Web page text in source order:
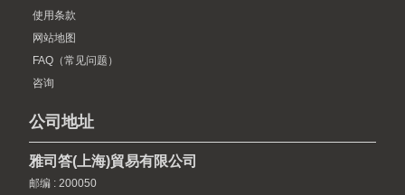
使用条款
网站地图
FAQ（常见问题）
咨询
公司地址
雅司答(上海)貿易有限公司
邮编 : 200050